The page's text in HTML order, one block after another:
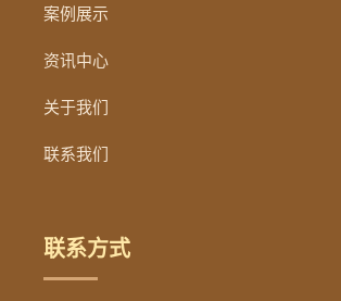
案例展示
资讯中心
关于我们
联系我们
联系方式